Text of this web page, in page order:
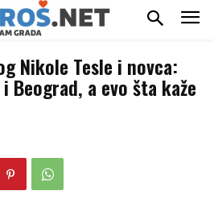
Nikole Tesle i novca:
Beograd, a evo šta kaže